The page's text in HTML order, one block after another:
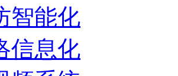
智能化
信息化